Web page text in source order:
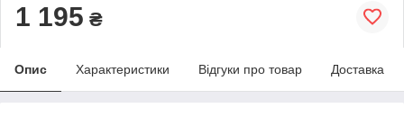
1 195 ₴
Опис Характеристики Відгуки про товар Доставка